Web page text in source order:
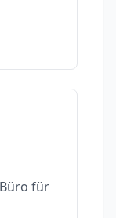
für